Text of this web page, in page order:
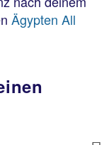
Ägypten All